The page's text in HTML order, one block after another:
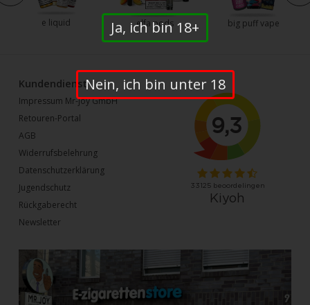
e liquid elfa pods big puff vape
Kundendienst
Impressum Mr-joy GmbH
Retouren-Portal
AGB
Widerrufsbelehrung
Datenschutzerklärung
Jugendschutz
Rückgaberecht
Newsletter
Ja, ich bin 18+
Nein, ich bin unter 18